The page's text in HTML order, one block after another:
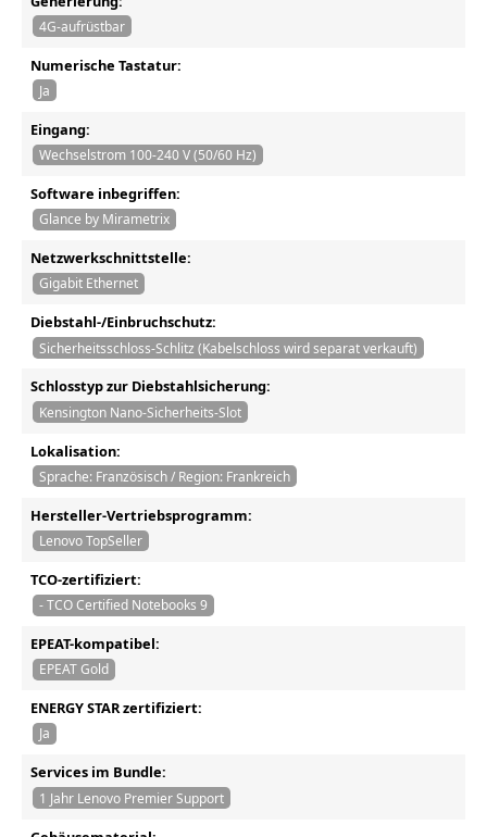
4G-aufrüstbar
Numerische Tastatur:
Ja
Eingang:
Wechselstrom 100-240 V (50/60 Hz)
Software inbegriffen:
Glance by Mirametrix
Netzwerkschnittstelle:
Gigabit Ethernet
Diebstahl-/Einbruchschutz:
Sicherheitsschloss-Schlitz (Kabelschloss wird separat verkauft)
Schlosstyp zur Diebstahlsicherung:
Kensington Nano-Sicherheits-Slot
Lokalisation:
Sprache: Französisch / Region: Frankreich
Hersteller-Vertriebsprogramm:
Lenovo TopSeller
TCO-zertifiziert:
- TCO Certified Notebooks 9
EPEAT-kompatibel:
EPEAT Gold
ENERGY STAR zertifiziert:
Ja
Services im Bundle:
1 Jahr Lenovo Premier Support